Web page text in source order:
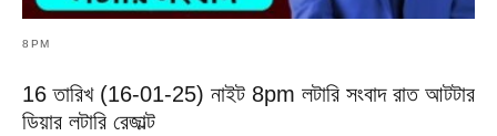
8PM
16 তারিখ (16-01-25) নাইট 8pm লটারি সংবাদ রাত আটটার
ডিয়ার লটারি রেজাল্ট